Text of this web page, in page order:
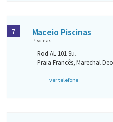
Maceio Piscinas
Piscinas
Rod AL-101 Sul
Praia Francês, Marechal
ver telefone
7